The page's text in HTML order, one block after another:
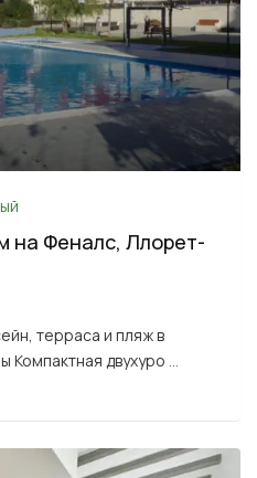
на Феналс, Ллорет-
терраса и пляж в
Компактная двухуро ...